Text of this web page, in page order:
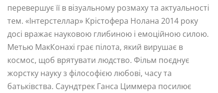
перевершує її в візуальному розмаху та актуальності
тем. «Інтерстеллар» Крістофера Нолана 2014 року
досі вражає науковою глибиною і емоційною силою.
Метью МакКонахі грає пілота, який вирушає в
космос, щоб врятувати людство. Фільм поєднує
жорстку науку з філософією любові, часу та
батьківства. Саундтрек Ганса Циммера посилює